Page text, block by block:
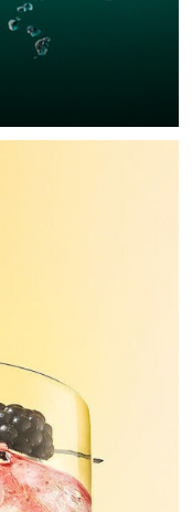
splash
give it a go.